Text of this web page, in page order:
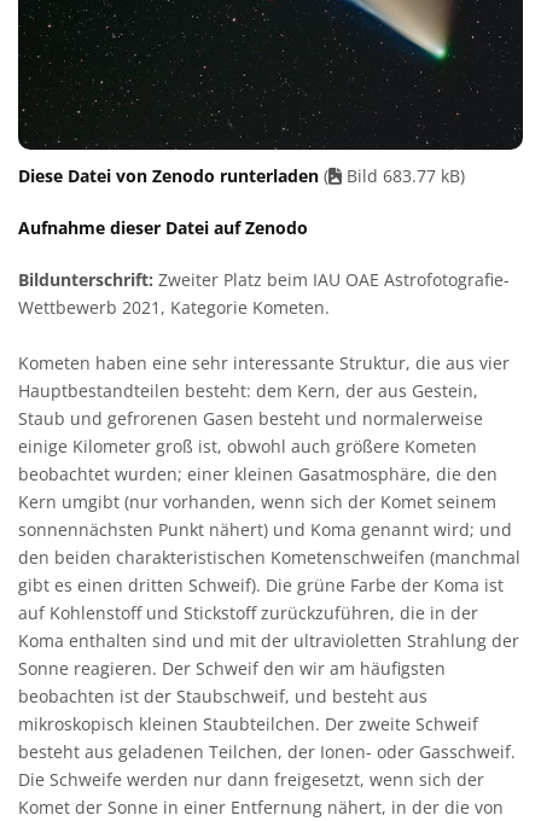
Diese Datei von Zenodo runterladen ( Bild 683.77 kB)
Aufnahme dieser Datei auf Zenodo
Bildunterschrift: Zweiter Platz beim IAU OAE Astrofotografie-
Wettbewerb 2021, Kategorie Kometen.
Kometen haben eine sehr interessante Struktur, die aus vier
Hauptbestandteilen besteht: dem Kern, der aus Gestein,
Staub und gefrorenen Gasen besteht und normalerweise
einige Kilometer groß ist, obwohl auch größere Kometen
beobachtet wurden; einer kleinen Gasatmosphäre, die den
Kern umgibt (nur vorhanden, wenn sich der Komet seinem
sonnennächsten Punkt nähert) und Koma genannt wird; und
den beiden charakteristischen Kometenschweifen (manchmal
gibt es einen dritten Schweif). Die grüne Farbe der Koma ist
auf Kohlenstoff und Stickstoff zurückzuführen, die in der
Koma enthalten sind und mit der ultravioletten Strahlung der
Sonne reagieren. Der Schweif den wir am häufigsten
beobachten ist der Staubschweif, und besteht aus
mikroskopisch kleinen Staubteilchen. Der zweite Schweif
besteht aus geladenen Teilchen, der Ionen- oder Gasschweif.
Die Schweife werden nur dann freigesetzt, wenn sich der
Komet der Sonne in einer Entfernung nähert, in der die von